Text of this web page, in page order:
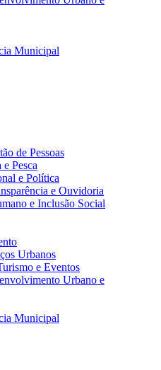
Municipal
de Pessoas
Pesca
e Política
e Ouvidoria
e Inclusão Social
Urbanos
e Eventos
Urbano e
Municipal